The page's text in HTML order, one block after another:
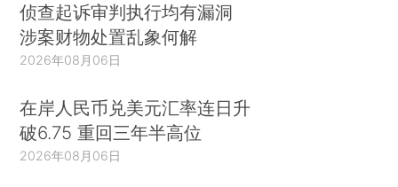
侦查起诉审判执行均有漏洞
涉案财物处置乱象何解
2026年08月06日
在岸人民币兑美元汇率连日升
破6.75 重回三年半高位
2026年08月06日